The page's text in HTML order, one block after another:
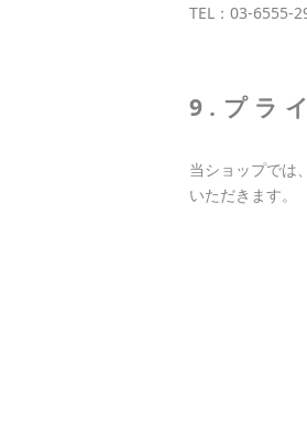
TEL：03-6555-
9.プラ
当ショップでは
いただきます。